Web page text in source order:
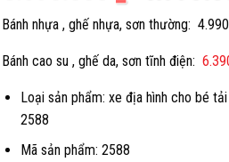
gốc
là:
Bánh nhựa , ghế nhựa, sơn thường:
Bánh cao su , ghế da, sơn tĩnh điện:
Loại sản phẩm: xe địa hình cho bé
2588
Mã sản phẩm: 2588